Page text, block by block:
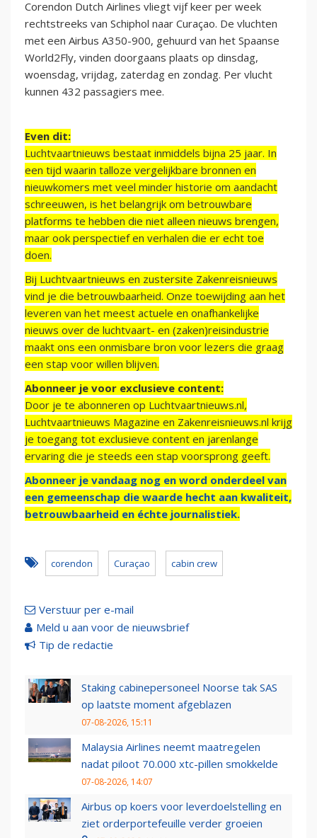
Corendon Dutch Airlines vliegt vijf keer per week
rechtstreeks van Schiphol naar Curaçao. De vluchten
met een Airbus A350-900, gehuurd van het Spaanse
World2Fly, vinden doorgaans plaats op dinsdag,
woensdag, vrijdag, zaterdag en zondag. Per vlucht
kunnen 432 passagiers mee.
Even dit:
Luchtvaartnieuws bestaat inmiddels bijna 25 jaar. In
een tijd waarin talloze vergelijkbare bronnen en
nieuwkomers met veel minder historie om aandacht
schreeuwen, is het belangrijk om betrouwbare
platforms te hebben die niet alleen nieuws brengen,
maar ook perspectief en verhalen die er echt toe
doen.
Bij Luchtvaartnieuws en zustersite Zakenreisnieuws
vind je die betrouwbaarheid. Onze toewijding aan het
leveren van het meest actuele en onafhankelijke
nieuws over de luchtvaart- en (zaken)reisindustrie
maakt ons een onmisbare bron voor lezers die graag
een stap voor willen blijven.
Abonneer je voor exclusieve content:
Door je te abonneren op Luchtvaartnieuws.nl,
Luchtvaartnieuws Magazine en Zakenreisnieuws.nl krijg
je toegang tot exclusieve content en jarenlange
ervaring die je steeds een stap voorsprong geeft.
Abonneer je vandaag nog en word onderdeel van
een gemeenschap die waarde hecht aan kwaliteit,
betrouwbaarheid en échte journalistiek.
corendon Curaçao cabin crew
Verstuur per e-mail
Meld u aan voor de nieuwsbrief
Tip de redactie
Staking cabinepersoneel Noorse tak SAS
op laatste moment afgeblazen
07-08-2026, 15:11
Malaysia Airlines neemt maatregelen
nadat piloot 70.000 xtc-pillen smokkelde
07-08-2026, 14:07
Airbus op koers voor leverdoelstelling en
ziet orderportefeuille verder groeien